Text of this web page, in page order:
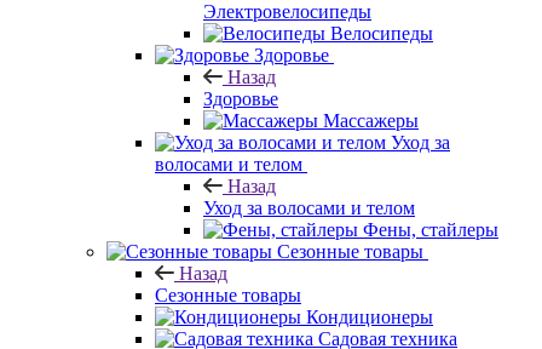
Электровелосипеды
Велосипеды
Здоровье
Назад
Здоровье
Массажеры
Уход за
волосами и телом
Назад
Уход за волосами и телом
Фены, стайлеры
Сезонные товары
Назад
Сезонные товары
Кондиционеры
Садовая техника